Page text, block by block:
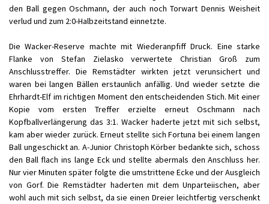
den Ball gegen Oschmann, der auch noch Torwart Dennis Weisheit
verlud und zum 2:0-Halbzeitstand einnetzte.
Die Wacker-Reserve machte mit Wiederanpfiff Druck. Eine starke
Flanke von Stefan Zielasko verwertete Christian Groß zum
Anschlusstreffer. Die Remstädter wirkten jetzt verunsichert und
waren bei langen Bällen erstaunlich anfällig. Und wieder setzte die
Ehrhardt-Elf im richtigen Moment den entscheidenden Stich. Mit einer
Kopie vom ersten Treffer erzielte erneut Oschmann nach
Kopfballverlängerung das 3:1. Wacker haderte jetzt mit sich selbst,
kam aber wieder zurück. Erneut stellte sich Fortuna bei einem langen
Ball ungeschickt an. A-Junior Christoph Körber bedankte sich, schoss
den Ball flach ins lange Eck und stellte abermals den Anschluss her.
Nur vier Minuten später folgte die umstrittene Ecke und der Ausgleich
von Gorf. Die Remstädter haderten mit dem Unparteiischen, aber
wohl auch mit sich selbst, da sie einen Dreier leichtfertig verschenkt